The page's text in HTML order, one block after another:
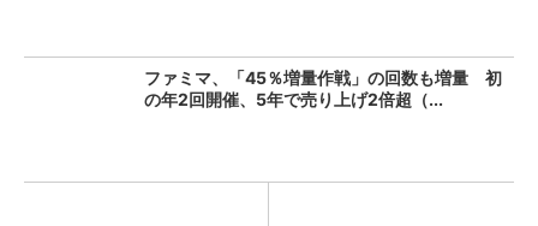
ファミマ、「45％増量作戦」の回数も増量 初
の年2回開催、5年で売り上げ2倍超（...